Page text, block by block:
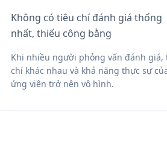
Không có tiêu chí đánh giá thống
nhất, thiếu công bằng
Khi nhiều người phỏng vấn đánh giá,
chí khác nhau và khả năng thực sự
ứng viên trở nên vô hình.